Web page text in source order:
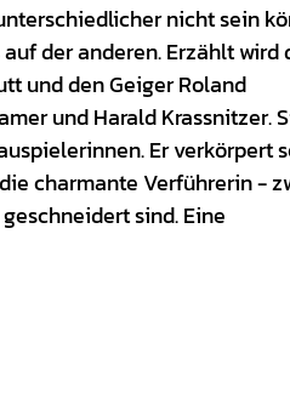
nicht sein
der anderen. Erzählt wird
und den Geiger Roland
und Harald Krassnitzer.
Er verkörpert
charmante Verführerin -
sind. Eine